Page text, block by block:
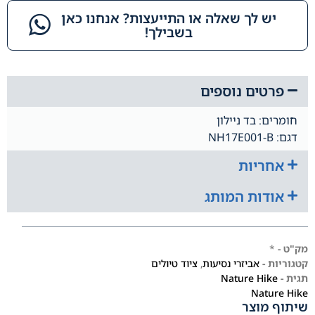
פרטים נוספים
חומרים: בד ניילון
דגם: NH17E001-B
אחריות
אודות המותג
מק"ט - *
קטגוריות - אביזרי נסיעות, ציוד טיולים
תגית - Nature Hike
Nature Hike
שיתוף מוצר
יש לך שאלה או התייעצות? אנחנו כאן
בשבילך!​